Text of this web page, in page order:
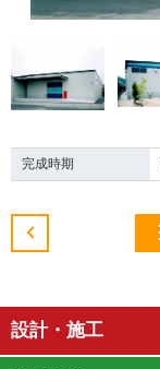
完成時期
設計・施工